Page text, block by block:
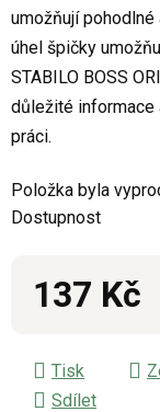
umožňují
úhel špičky
STABILO BOSS
důležité informace
práci.
Položka byla
Dostupnost
137 Kč
Tisk
Sdílet